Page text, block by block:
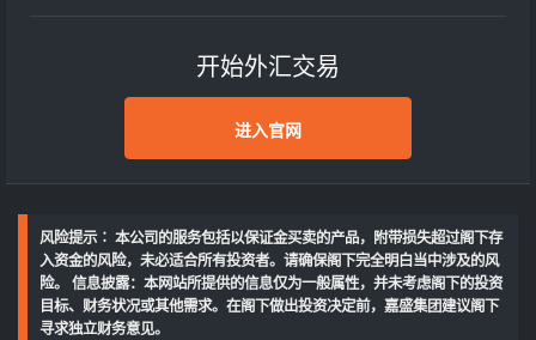
开始外汇交易
进入官网
风险提示∶ 本公司的服务包括以保证金买卖的产品，附带损失超过阁下存
入资金的风险，未必适合所有投资者。请确保阁下完全明白当中涉及的风
险。 信息披露：本网站所提供的信息仅为一般属性，并未考虑阁下的投资
目标、财务状况或其他需求。在阁下做出投资决定前，嘉盛集团建议阁下
寻求独立财务意见。